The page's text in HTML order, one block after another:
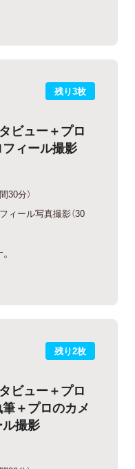
残り3枚
ビュー＋プロ
ィール撮影
30分）
ィール写真撮影（30
残り2枚
ビュー＋プロ
＋プロのカメ
撮影